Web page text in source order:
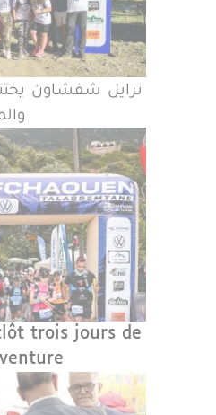
ترايل شفشاون
trois jours de